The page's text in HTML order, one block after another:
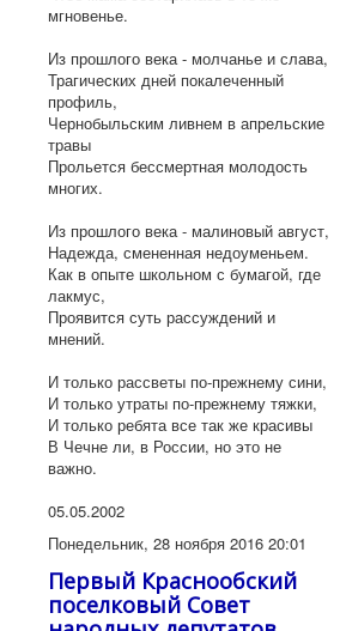
мгновенье.
Из прошлого века - молчанье и слава,
Трагических дней покалеченный
профиль,
Чернобыльским ливнем в апрельские
травы
Прольется бессмертная молодость
многих.
Из прошлого века - малиновый август,
Надежда, смененная недоуменьем.
Как в опыте школьном с бумагой, где
лакмус,
Проявится суть рассуждений и
мнений.
И только рассветы по-прежнему сини,
И только утраты по-прежнему тяжки,
И только ребята все так же красивы
В Чечне ли, в России, но это не
важно.
05.05.2002
Понедельник, 28 ноября 2016 20:01
Первый Краснообский
поселковый Совет